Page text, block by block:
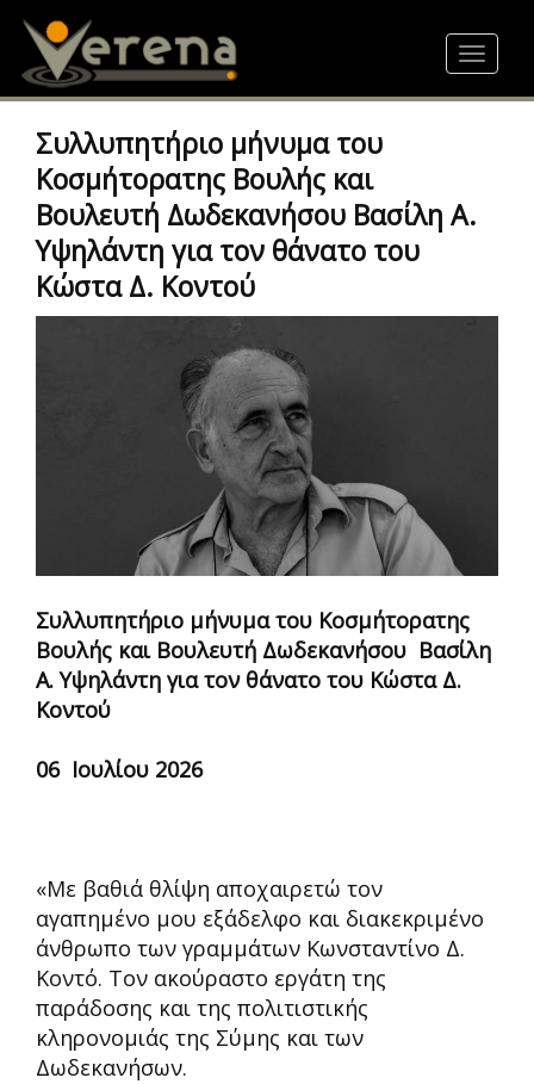
content
Toggle
Συλλυπητήριο μήνυμα του
Κοσμήτορατης Βουλής και
Βουλευτή Δωδεκανήσου Βασίλη Α.
Υψηλάντη για τον θάνατο του
Κώστα Δ. Κοντού
Συλλυπητήριο μήνυμα του Κοσμήτορατης
Βουλής και Βουλευτή Δωδεκανήσου Βασίλη
Α. Υψηλάντη για τον θάνατο του Κώστα Δ.
Κοντού
06 Ιουλίου 2026
«Με βαθιά θλίψη αποχαιρετώ τον
αγαπημένο μου εξάδελφο και διακεκριμένο
άνθρωπο των γραμμάτων Κωνσταντίνο Δ.
Κοντό. Τον ακούραστο εργάτη της
παράδοσης και της πολιτιστικής
κληρονομιάς της Σύμης και των
Δωδεκανήσων.